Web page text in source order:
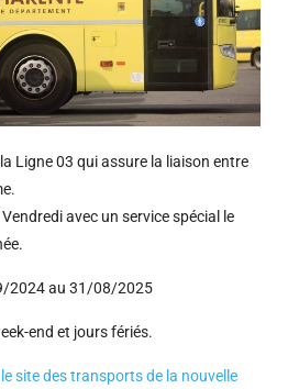
Ligne 03 qui assure la liaison entre
avec un service spécial le
2024 au 31/08/2025
end et jours fériés.
site des transports de la nouvelle